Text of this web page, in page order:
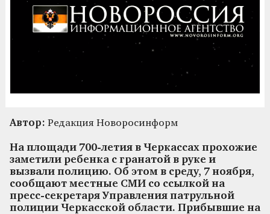
Автор: Редакция Новоросинформ
На площади 700-летия в Черкассах прохожие
заметили ребенка с гранатой в руке и
вызвали полицию. Об этом в среду, 7 ноября,
сообщают местные СМИ со ссылкой на
пресс-секретаря Управления патрульной
полиции Черкасской области. Прибывшие на